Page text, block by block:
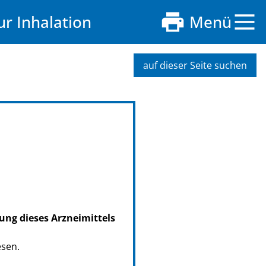
Inhalation Menü
auf dieser Seite suchen
dieses Arzneimittels